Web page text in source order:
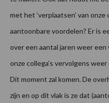
met het ‘verplaatsen’ van onze
aantoonbare voordelen? Er is
over een aantal jaren weer een
onze collega’s vervolgens
Dit moment zal komen. De
zijn en op dit vlak is ze dat